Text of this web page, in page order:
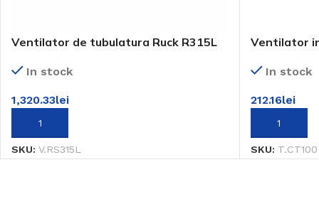
Ventilator de tubulatura Ruck R315L
In stock
1,320.33lei
ADAUGĂ ÎN COȘ
SKU: V.RS315L
Ventilator
In stock
212.16lei
ADAUGĂ ÎN
SKU: T.CT100